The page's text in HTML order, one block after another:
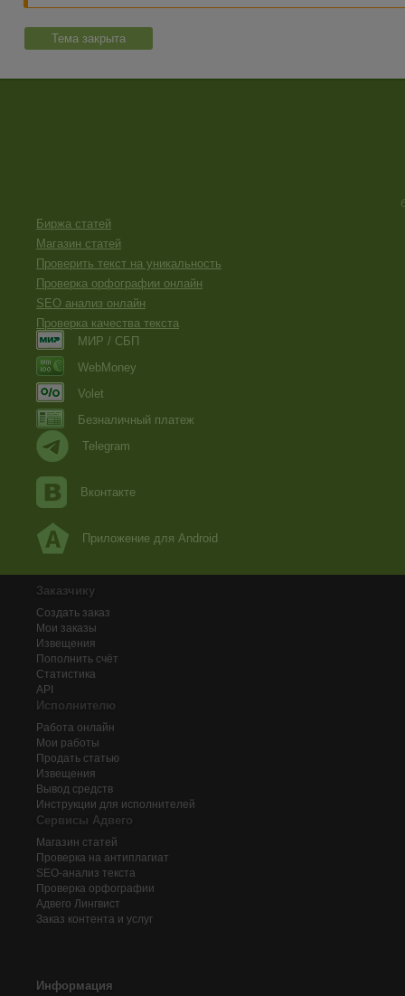
Тема закрыта
Биржа статей
Магазин статей
Проверить текст на уникальность
Проверка орфографии онлайн
SEO анализ онлайн
Проверка качества текста
МИР / СБП
WebMoney
Volet
Безналичный платеж
Telegram
Вконтакте
Приложение для Android
Заказчику
Создать заказ
Мои заказы
Извещения
Пополнить счёт
Статистика
API
Исполнителю
Работа онлайн
Мои работы
Продать статью
Извещения
Вывод средств
Инструкции для исполнителей
Сервисы Адвего
Магазин статей
Проверка на антиплагиат
SEO-анализ текста
Проверка орфографии
Адвего Лингвист
Заказ контента и услуг
Информация